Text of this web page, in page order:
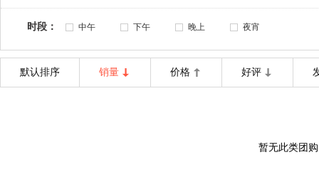
时段： 中午 下午 晚上 夜宵
默认排序 销量 价格 好评
暂无此类团